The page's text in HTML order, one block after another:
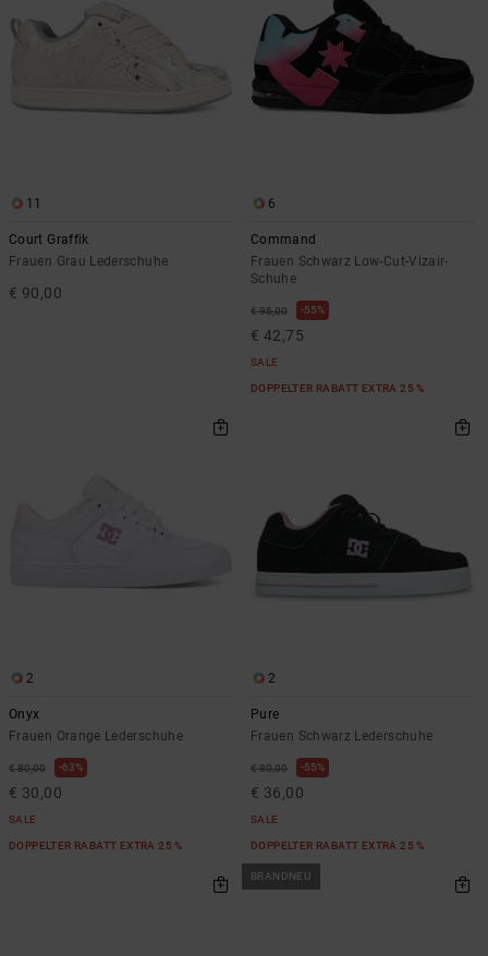
11
Court Graffik
Frauen Grau Lederschuhe
€ 90,00
6
Command
Frauen Schwarz Low-Cut-Vizair-
Schuhe
€ 95,00 55%
€ 42,75
SALE
DOPPELTER RABATT EXTRA 25 %
2
Onyx
Frauen Orange Lederschuhe
€ 80,00 63%
€ 30,00
SALE
DOPPELTER RABATT EXTRA 25 %
2
Pure
Frauen Schwarz Lederschuhe
€ 80,00 55%
€ 36,00
SALE
DOPPELTER RABATT EXTRA 25 %
BRANDNEU